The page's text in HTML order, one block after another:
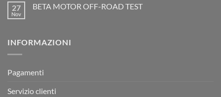
è
arrivata
Motocross
èBeta
27
Nov
BETA MOTOR OFF-ROAD TEST
MOTOR
INFORMAZIONI
Pagamenti
Servizio clienti